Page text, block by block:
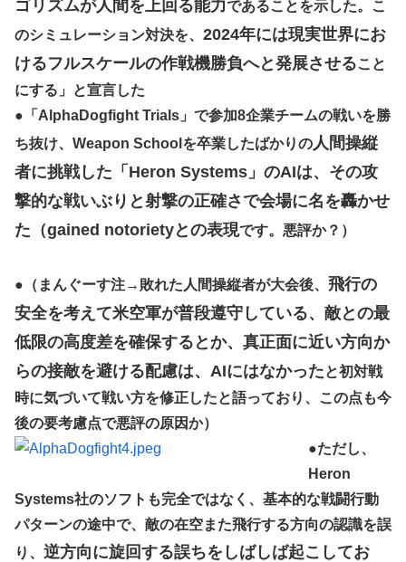
ゴリズムが人間を上回る能力であることを示した。こ
のシミュレーション対決を、 2024年には現実世界にお
けるフルスケールの作戦機勝負へと発展させること
にする」と宣言した
● 「AlphaDogfight Trials」で参加8企業チームの戦いを勝
ち抜け、Weapon Schoolを卒業したばかりの人間操縦
者に挑戦した「Heron Systems」のAIは、その攻
撃的な戦いぶりと射撃の正確さで会場に名を轟かせ
た（gained notorietyとの表現です。悪評か？）
●（まんぐーす注→敗れた人間操縦者が大会後、 飛行の
安全を考えて米空軍が普段遵守している、敵との最
低限の高度差を確保するとか、真正面に近い方向か
らの接敵を避ける配慮は、AIにはなかったと初対戦
時に気づいて戦い方を修正したと語っており、この点も今
後の要考慮点で悪評の原因か）
●ただし、
Heron
Systems社のソフトも完全ではなく、基本的な戦闘行動
パターンの途中で、敵の在空また飛行する方向の認識を誤
り、 逆方向に旋回する誤ちをしばしば起こしてお